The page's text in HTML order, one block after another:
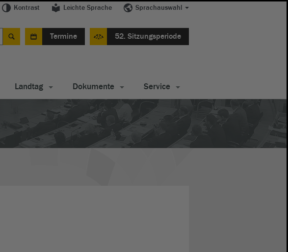
Kontrast Leichte Sprache Sprachauswahl
Termine 52. Sitzungsperiode
Landtag Dokumente Service